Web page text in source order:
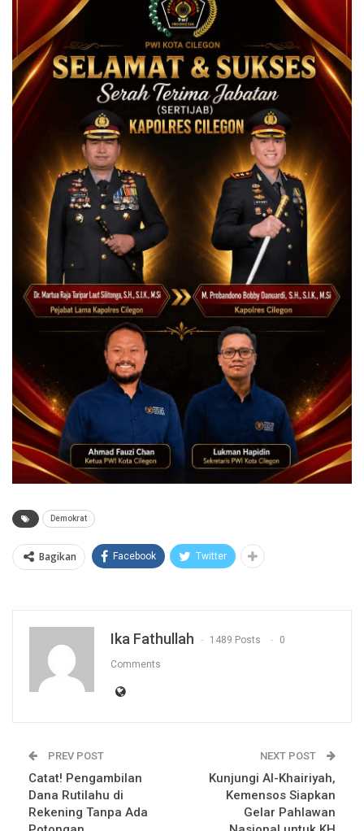
Demokrat
Bagikan Facebook Twitter
Ika Fathullah 1489 Posts 0
Comments
PREV POST
Catat! Pengambilan
Dana Rutilahu di
Rekening Tanpa Ada
NEXT POST
Kunjungi Al-Khairiyah,
Kemensos Siapkan
Gelar Pahlawan